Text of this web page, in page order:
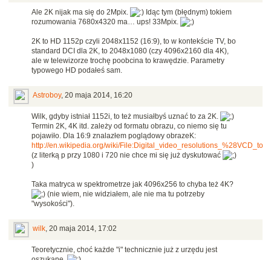
Ale 2K nijak ma się do 2Mpix.
Idąc tym (błędnym) tokiem
rozumowania 7680x4320 ma… ups! 33Mpix.
2K to HD 1152p czyli 2048x1152 (16:9), to w kontekście TV, bo
standard DCI dla 2K, to 2048x1080 (czy 4096x2160 dla 4K),
ale w telewizorze trochę poobcina to krawędzie. Parametry
typowego HD podałeś sam.
Astroboy, 20 maja 2014, 16:20
Wilk, gdyby istniał 1152i, to też musiałbyś uznać to za 2K.
Termin 2K, 4K itd. zależy od formatu obrazu, co niemo się tu
pojawiło. Dla 16:9 znalazłem poglądowy obrazeK:
http://en.wikipedia.org/wiki/
(z literką p przy 1080 i 720 nie chce mi się już dyskutować
)
Taka matryca w spektrometrze jak 4096x256 to chyba też 4K?
(nie wiem, nie widziałem, ale nie ma tu potrzeby
"wysokości").
wilk, 20 maja 2014, 17:02
Teoretycznie, choć każde "i" technicznie już z urzędu jest